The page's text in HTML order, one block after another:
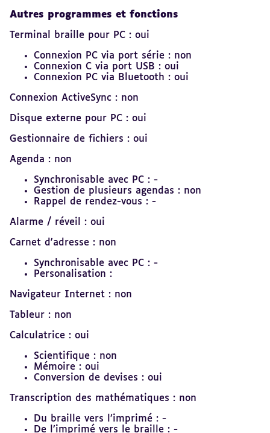
Autres programmes et fonctions
Terminal braille pour PC : oui
Connexion PC via port série : non
Connexion C via port USB : oui
Connexion PC via Bluetooth : oui
Connexion ActiveSync : non
Disque externe pour PC : oui
Gestionnaire de fichiers : oui
Agenda : non
Synchronisable avec PC : -
Gestion de plusieurs agendas : non
Rappel de rendez-vous : -
Alarme / réveil : oui
Carnet d'adresse : non
Synchronisable avec PC : -
Personalisation :
Navigateur Internet : non
Tableur : non
Calculatrice : oui
Scientifique : non
Mémoire : oui
Conversion de devises : oui
Transcription des mathématiques : non
Du braille vers l’imprimé : -
De l’imprimé vers le braille : -